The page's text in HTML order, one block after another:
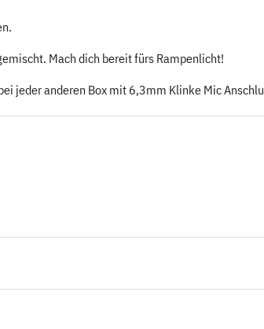
Mach dich bereit fürs Rampenlicht!
jeder anderen Box mit 6,3mm Klinke Mic